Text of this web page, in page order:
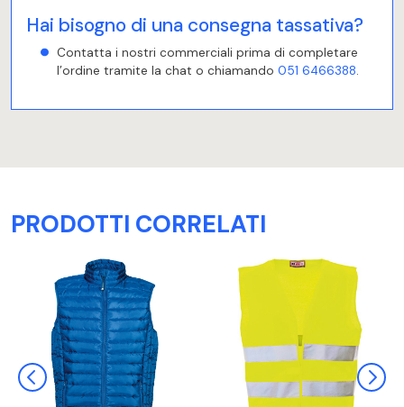
Hai bisogno di una consegna tassativa?
Contatta i nostri commerciali prima di completare
l’ordine tramite la chat o chiamando 051 6466388.
PRODOTTI CORRELATI